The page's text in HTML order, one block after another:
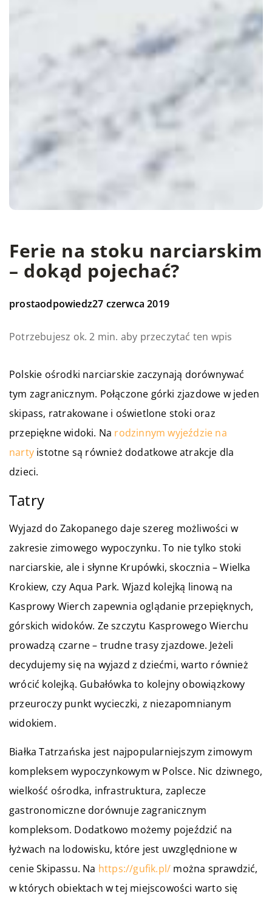
Ferie na stoku narciarskim
– dokąd pojechać?
prostaodpowiedz27 czerwca 2019
Potrzebujesz ok. 2 min. aby przeczytać ten wpis
Polskie ośrodki narciarskie zaczynają dorównywać
tym zagranicznym. Połączone górki zjazdowe w jeden
skipass, ratrakowane i oświetlone stoki oraz
przepiękne widoki. Na rodzinnym wyjeździe na
narty istotne są również dodatkowe atrakcje dla
dzieci.
Tatry
Wyjazd do Zakopanego daje szereg możliwości w
zakresie zimowego wypoczynku. To nie tylko stoki
narciarskie, ale i słynne Krupówki, skocznia – Wielka
Krokiew, czy Aqua Park. Wjazd kolejką linową na
Kasprowy Wierch zapewnia oglądanie przepięknych,
górskich widoków. Ze szczytu Kasprowego Wierchu
prowadzą czarne – trudne trasy zjazdowe. Jeżeli
decydujemy się na wyjazd z dziećmi, warto również
wrócić kolejką. Gubałówka to kolejny obowiązkowy
przeuroczy punkt wycieczki, z niezapomnianym
widokiem.
Białka Tatrzańska jest najpopularniejszym zimowym
kompleksem wypoczynkowym w Polsce. Nic dziwnego,
wielkość ośrodka, infrastruktura, zaplecze
gastronomiczne dorównuje zagranicznym
kompleksom. Dodatkowo możemy pojeździć na
łyżwach na lodowisku, które jest uwzględnione w
cenie Skipassu. Na https://gufik.pl/ można sprawdzić,
w których obiektach w tej miejscowości warto się